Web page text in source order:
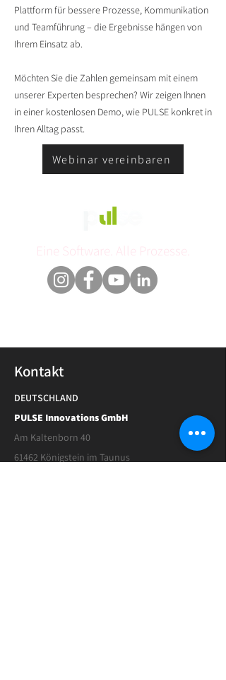
Plattform für bessere Prozesse, Kommunikation
und Teamführung – die Ergebnisse hängen von
Ihrem Einsatz ab.
Möchten Sie die Zahlen gemeinsam mit einem
unserer Experten besprechen? Wir zeigen Ihnen
in einer kostenlosen Demo, wie PULSE konkret in
Ihren Alltag passt.
Webinar vereinbaren
Eine Software. Alle Prozesse.
Kontakt
DEUTSCHLAND
PULSE Innovations GmbH
Am Kaltenborn 40
61462 Königstein ​im Taunus